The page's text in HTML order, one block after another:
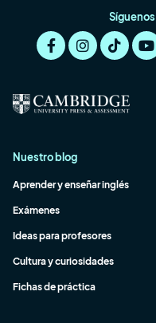
Síguenos
Nuestro blog
Aprender y enseñar inglés
Exámenes
Ideas para profesores
Cultura y curiosidades
Fichas de práctica